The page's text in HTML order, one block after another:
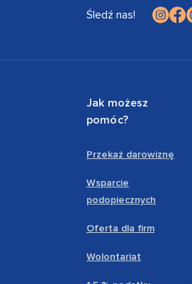
Śledź nas!
Jak możesz
pomóc?
Przekaż darowiznę
Wsparcie
podopiecznych
Oferta dla firm
Wolontariat